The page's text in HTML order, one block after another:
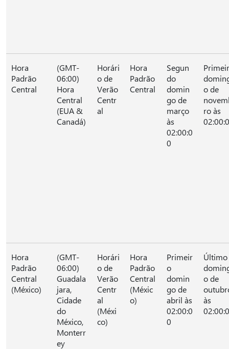
Hora
Padrão
Central
(GMT-
06:00)
Hora
Central
(EUA &
Canadá)
Horári
o de
Verão
Centr
al
Hora
Padrão
Central
Segun
do
domin
go de
março
às
02:00:0
0
o de
ro às
Hora
Padrão
Central
(México)
(GMT-
06:00)
Guadala
jara,
Cidade
do
México,
Monterr
ey
Horári
o de
Verão
Centr
al
(Méxi
co)
Hora
Padrão
Central
(Méxic
o)
Primeir
o
domin
go de
abril às
02:00:0
0
Último
o de
às